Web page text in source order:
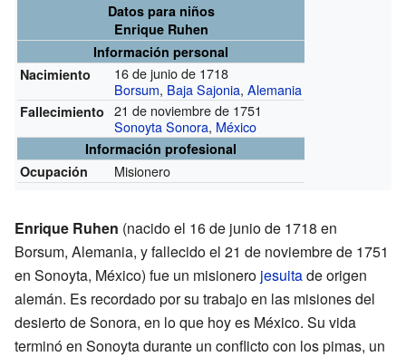
Datos para niños
Enrique Ruhen
Información personal
Nacimiento
16 de junio de 1718
Borsum, Baja Sajonia,Alemania
Fallecimiento
21 de noviembre de 1751
Sonoyta Sonora, México
Información profesional
Ocupación
Misionero
Enrique Ruhen (nacido el 16 de junio de 1718 en
Borsum, Alemania, y fallecido el 21 de noviembre de 1751
en Sonoyta, México) fue un misionero jesuitade origen
alemán. Es recordado por su trabajo en las misiones del
desierto de Sonora, en lo que hoy es México. Su vida
terminó en Sonoyta durante un conflicto con los pimas, un